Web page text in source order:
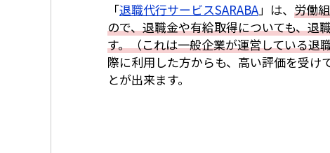
「退職代行サービスSARABA」は、 労働
ので、退職金や有給取得についても、退
す。（これは一般企業が運営している退
際に利用した方からも、高い評価を受け
とが出来ます。